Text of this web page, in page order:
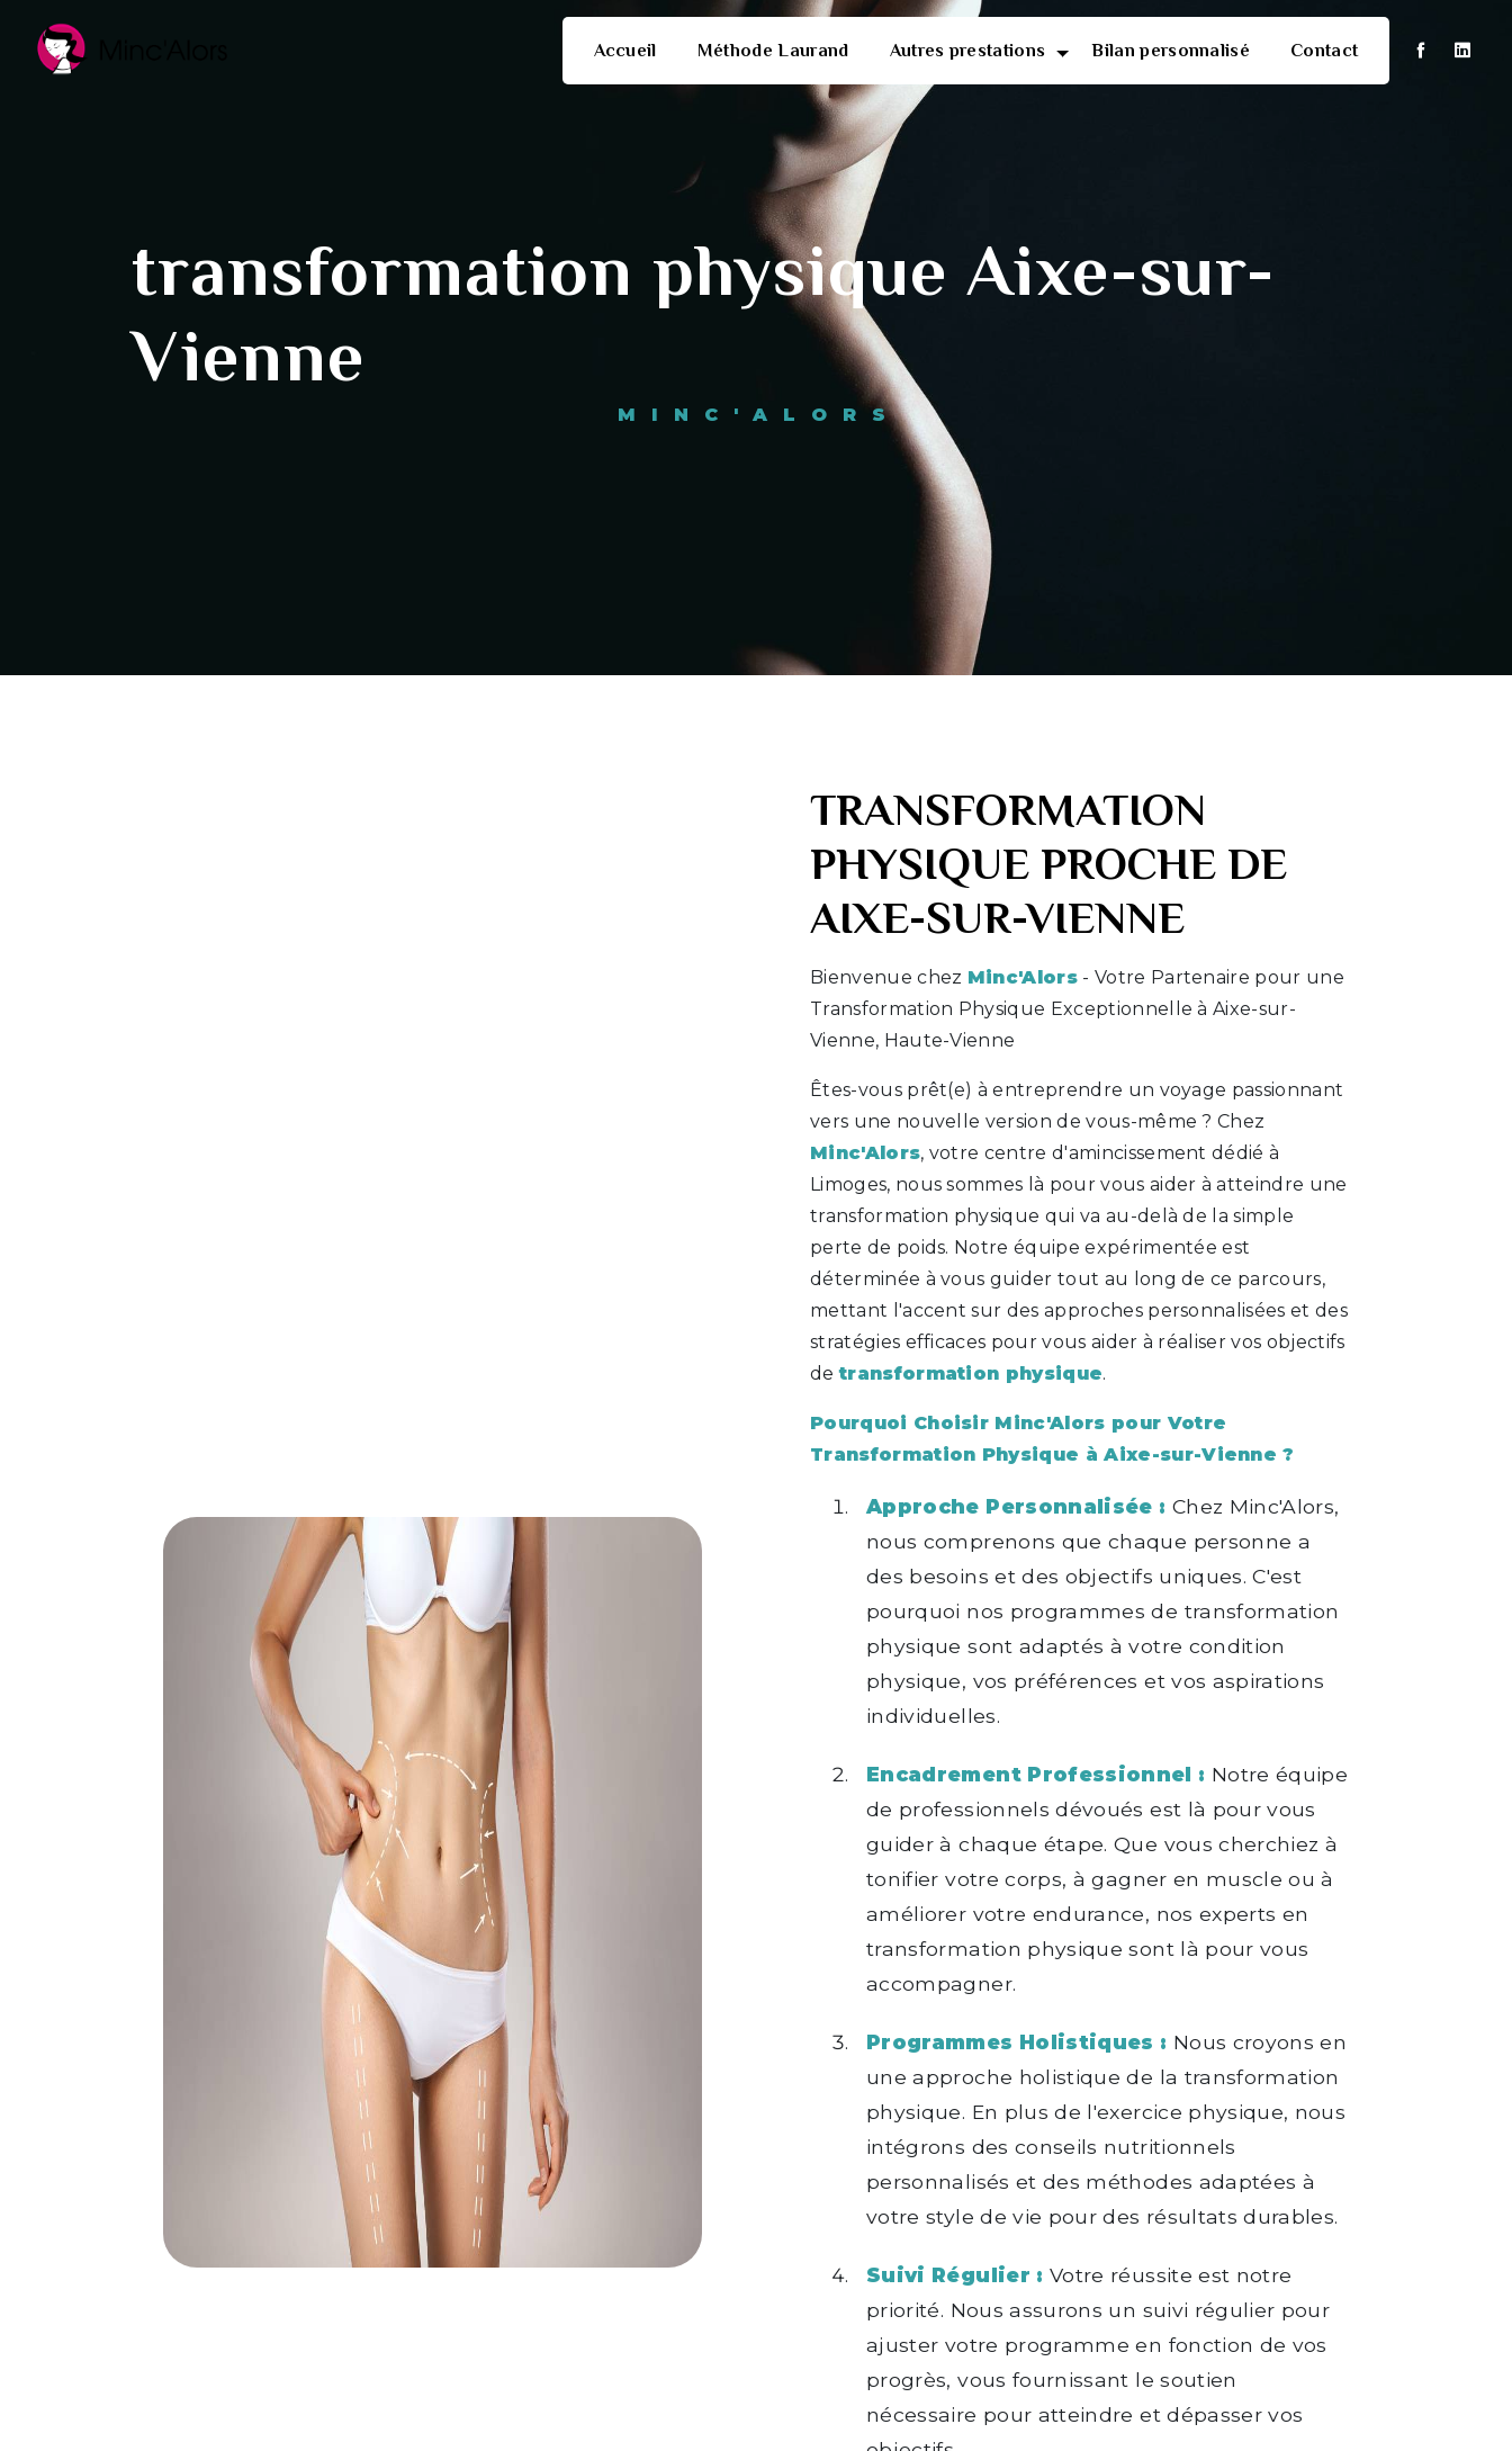
Accueil Méthode Laurand Autres prestations Bilan personnalisé Contact
transformation physique Aixe-sur-
Vienne
MINC'ALORS
TRANSFORMATION
PHYSIQUE PROCHE DE
AIXE-SUR-VIENNE
Bienvenue chez Minc'Alors - Votre Partenaire pour une
Transformation Physique Exceptionnelle à Aixe-sur-
Vienne, Haute-Vienne
Êtes-vous prêt(e) à entreprendre un voyage passionnant
vers une nouvelle version de vous-même ? Chez
Minc'Alors, votre centre d'amincissement dédié à
Limoges, nous sommes là pour vous aider à atteindre une
transformation physique qui va au-delà de la simple
perte de poids. Notre équipe expérimentée est
déterminée à vous guider tout au long de ce parcours,
mettant l'accent sur des approches personnalisées et des
stratégies efficaces pour vous aider à réaliser vos objectifs
detransformation physique.
Pourquoi Choisir Minc'Alors pour Votre
Transformation Physique à Aixe-sur-Vienne ?
Approche Personnalisée : Chez Minc'Alors,
nous comprenons que chaque personne a
des besoins et des objectifs uniques. C'est
pourquoi nos programmes de transformation
physique sont adaptés à votre condition
physique, vos préférences et vos aspirations
individuelles.
Encadrement Professionnel : Notre équipe
de professionnels dévoués est là pour vous
guider à chaque étape. Que vous cherchiez à
tonifier votre corps, à gagner en muscle ou à
améliorer votre endurance, nos experts en
transformation physique sont là pour vous
accompagner.
Programmes Holistiques : Nous croyons en
une approche holistique de la transformation
physique. En plus de l'exercice physique, nous
intégrons des conseils nutritionnels
personnalisés et des méthodes adaptées à
votre style de vie pour des résultats durables.
Suivi Régulier : Votre réussite est notre
priorité. Nous assurons un suivi régulier pour
ajuster votre programme en fonction de vos
progrès, vous fournissant le soutien
nécessaire pour atteindre et dépasser vos